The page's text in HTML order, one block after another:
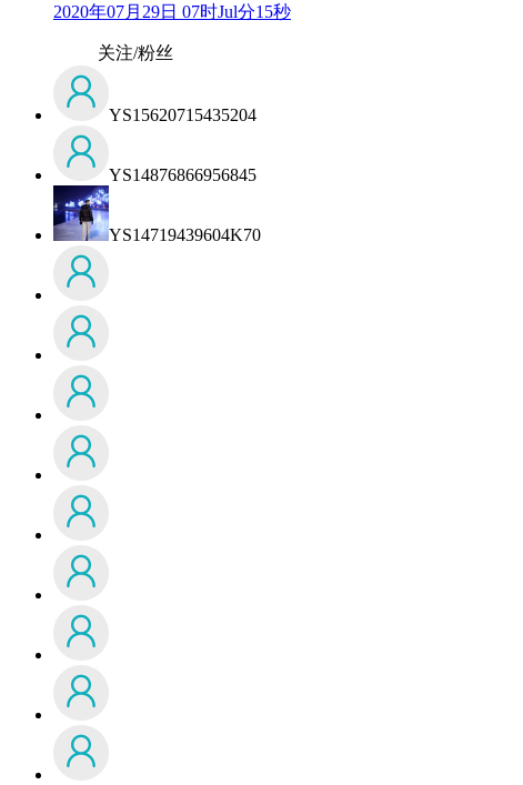
2020年07月29日 07时Jul分15秒
关注/粉丝
YS15620715435204
YS14876866956845
YS14719439604K70